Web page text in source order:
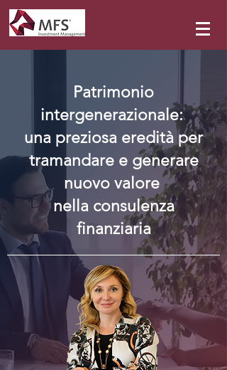
Patrimonio
intergenerazionale:
una preziosa eredità per
tramandare e generare
nuovo valore
nella consulenza
finanziaria